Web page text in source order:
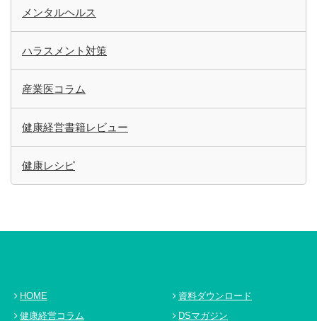
メンタルヘルス
ハラスメント対策
産業医コラム
健康経営書籍レビュー
健康レシピ
HOME
健康経営コラム
資料ダウンロード
DSマガジン